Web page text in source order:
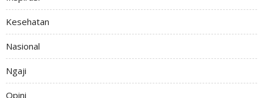
Kesehatan
Nasional
Ngaji
Opini